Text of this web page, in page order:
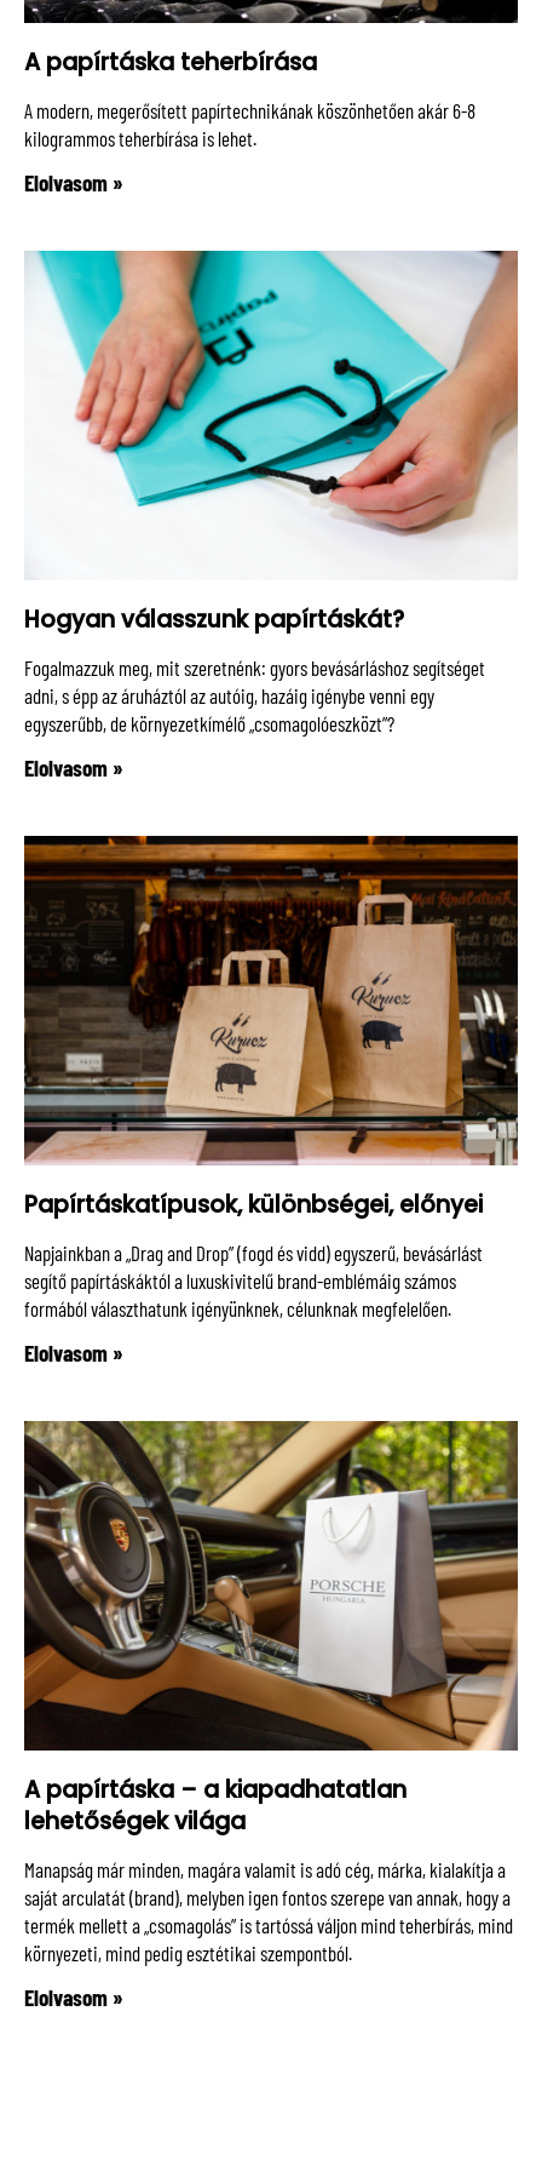
A papírtáska teherbírása
A modern, megerősített papírtechnikának köszönhetően akár 6-8
kilogrammos teherbírása is lehet.
Elolvasom »
Hogyan válasszunk papírtáskát?
Fogalmazzuk meg, mit szeretnénk: gyors bevásárláshoz segítséget
adni, s épp az áruháztól az autóig, hazáig igénybe venni egy
egyszerűbb, de környezetkímélő „csomagolóeszközt”?
Elolvasom »
Papírtáskatípusok, különbségei, előnyei
Napjainkban a „Drag and Drop” (fogd és vidd) egyszerű, bevásárlást
segítő papírtáskáktól a luxuskivitelű brand-emblémáig számos
formából választhatunk igényünknek, célunknak megfelelően.
Elolvasom »
A papírtáska – a kiapadhatatlan
lehetőségek világa
Manapság már minden, magára valamit is adó cég, márka, kialakítja a
saját arculatát (brand), melyben igen fontos szerepe van annak, hogy a
termék mellett a „csomagolás” is tartóssá váljon mind teherbírás, mind
környezeti, mind pedig esztétikai szempontból.
Elolvasom »